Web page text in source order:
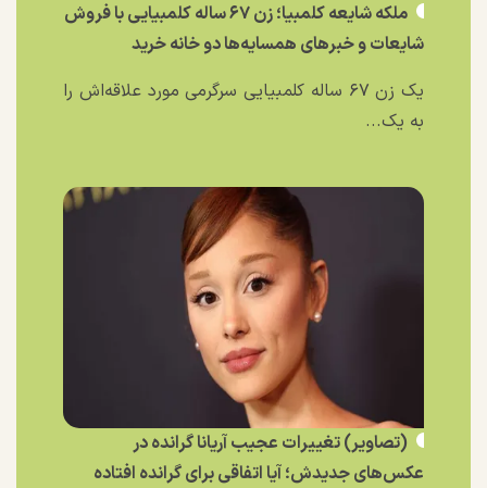
ملکه شایعه کلمبیا؛ زن ۶۷ ساله کلمبیایی با فروش
شایعات و خبر‌های همسایه‌ها دو خانه خرید
یک زن ۶۷ ساله کلمبیایی سرگرمی مورد علاقه‌اش را
به یک...
(تصاویر) تغییرات عجیب آریانا گرانده در
عکس‌های جدیدش؛ آیا اتفاقی برای گرانده افتاده